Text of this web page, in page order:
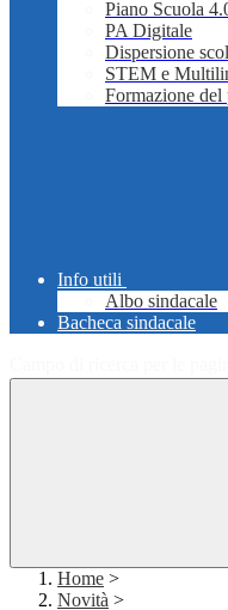
Piano Scuola
PA Digitale
Dispersione
STEM e
Formazione
Info utili
Albo sindacale
Bacheca sindacale
Home >
Novità >